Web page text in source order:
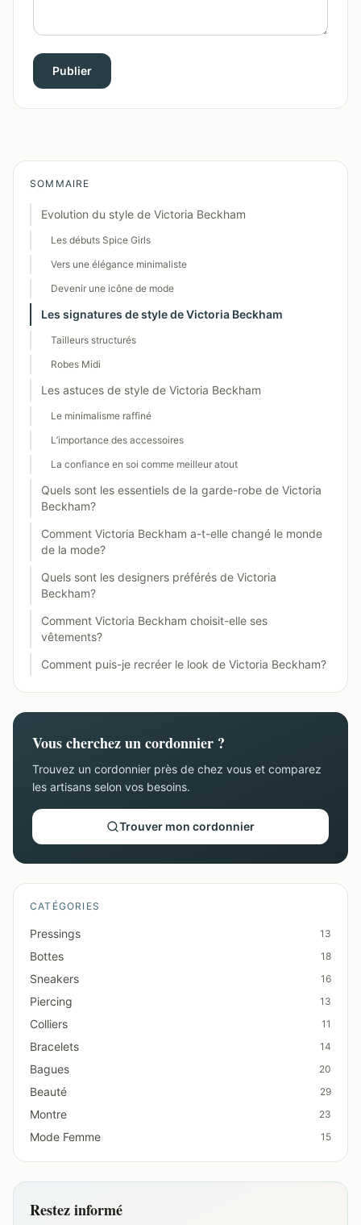
Publier
SOMMAIRE
Evolution du style de Victoria Beckham
Les débuts Spice Girls
Vers une élégance minimaliste
Devenir une icône de mode
Les signatures de style de Victoria Beckham
Tailleurs structurés
Robes Midi
Les astuces de style de Victoria Beckham
Le minimalisme raffiné
L’importance des accessoires
La confiance en soi comme meilleur atout
Quels sont les essentiels de la garde-robe de Victoria
Beckham?
Comment Victoria Beckham a-t-elle changé le monde
de la mode?
Quels sont les designers préférés de Victoria
Beckham?
Comment Victoria Beckham choisit-elle ses
vêtements?
Comment puis-je recréer le look de Victoria Beckham?
Vous cherchez un cordonnier ?
Trouvez un cordonnier près de chez vous et comparez
les artisans selon vos besoins.
Trouver mon cordonnier
CATÉGORIES
Pressings 13
Bottes 18
Sneakers 16
Piercing 13
Colliers 11
Bracelets 14
Bagues 20
Beauté 29
Montre 23
Mode Femme 15
Restez informé